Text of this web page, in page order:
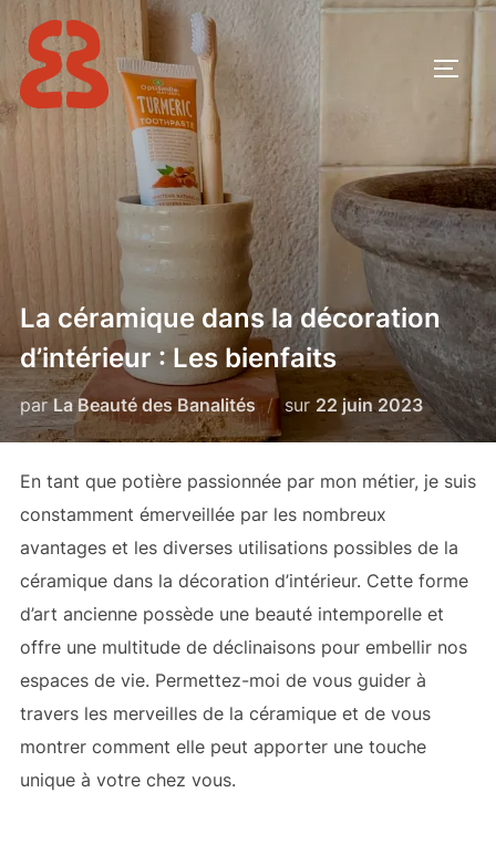
contenu
La céramique dans la décoration
d’intérieur : Les bienfaits
parLa Beauté des Banalités sur Publié
le
22 juin 2023
En tant que potière passionnée par mon métier, je suis
constamment émerveillée par les nombreux
avantages et les diverses utilisations possibles de la
céramique dans la décoration d’intérieur. Cette forme
d’art ancienne possède une beauté intemporelle et
offre une multitude de déclinaisons pour embellir nos
espaces de vie. Permettez-moi de vous guider à
travers les merveilles de la céramique et de vous
montrer comment elle peut apporter une touche
unique à votre chez vous.